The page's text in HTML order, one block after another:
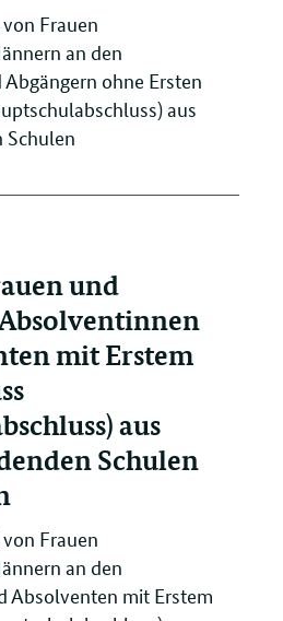
Frauen
an den
ohne Ersten
aus
und
mit Erstem
aus
Schulen
Frauen
an den
Absolventen mit Erstem